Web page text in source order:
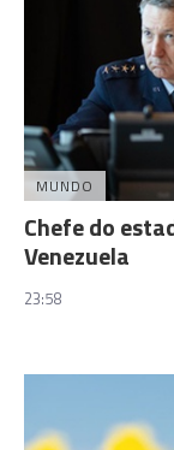
MUNDO
Chefe do
Venezuela
23:58